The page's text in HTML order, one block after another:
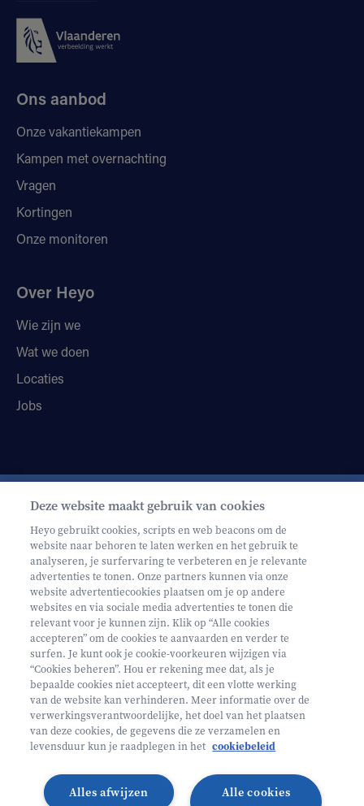
Ons aanbod
Onze vakantiekampen
Kampen met overnachting
Vragen
Kortingen
Onze monitoren
Over Heyo
Wie zijn we
Wat we doen
Locaties
Jobs
Schrijf je in op onze nieuwsbrief
Volg ons op
Volg onze Facebook pagina
Volg onze Instagram pagina
Volg onze LinkedIn pagina
Volg onze TikTok pagina
Partner van Helan
Toegankelijkheidsverklaring ↗
Cookie policy
Deze website maakt gebruik van cookies
Heyo gebruikt cookies, scripts en web beacons om de
website naar behoren te laten werken en het gebruik te
analyseren, je surfervaring te verbeteren en je relevante
advertenties te tonen. Onze partners kunnen via onze
website advertentiecookies plaatsen om je op andere
websites en via sociale media advertenties te tonen die
relevant voor je kunnen zijn. Klik op “Alle cookies
accepteren” om de cookies te aanvaarden en verder te
surfen. Je kunt ook je cookie-voorkeuren wijzigen via
“Cookies beheren”. Hou er rekening mee dat, als je
bepaalde cookies niet accepteert, dit een vlotte werking
van de website kan verhinderen. Meer informatie over de
verwerkingsverantwoordelijke, het doel van het plaatsen
van deze cookies, de gegevens die ze verzamelen en
levensduur kun je raadplegen in het cookiebeleid
Alle cookies
Alles afwijzen